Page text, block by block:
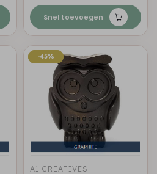
Snel toevoegen
-45%
-45%
A1 CREATIVES